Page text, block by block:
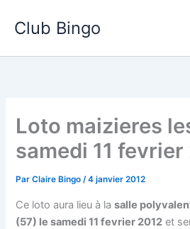
Club Bingo
Loto maizieres
samedi 11 fevrier
ParClaire Bingo/4 janvier 2012
Ce loto aura lieu à lasalle
(57) le samedi 11 fevrier 2012 et